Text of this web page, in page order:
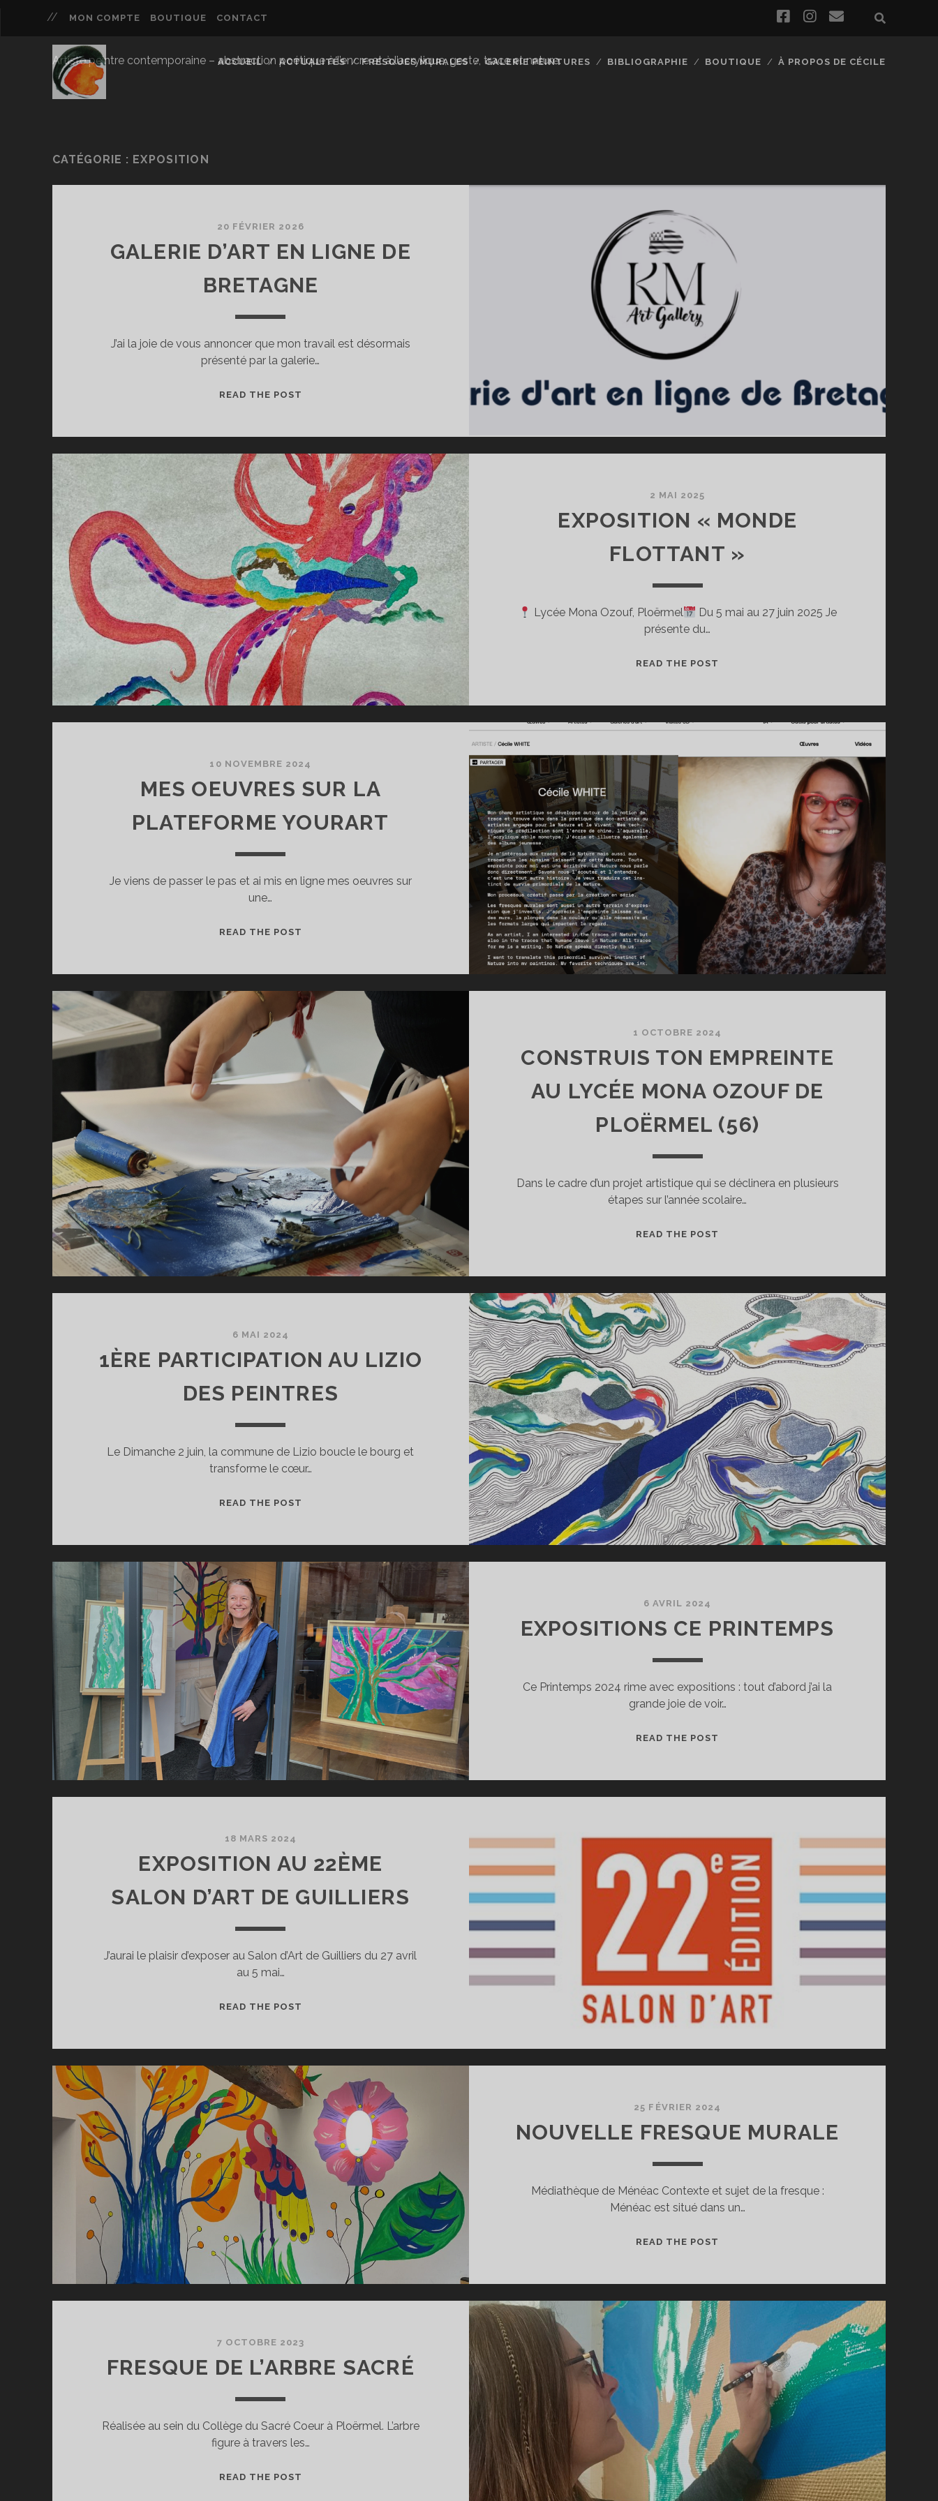
MON COMPTE BOUTIQUE CONTACT facebookinstagram
email
Artiste peintre contemporaine – abstraction poétique à l’encre et à l’acrylique, geste, trace et nature.
ACCUEIL ACTUALITÉS FRESQUES MURALES GALERIE PEINTURES BIBLIOGRAPHIE BOUTIQUE À PROPOS DE CÉCILE
CATÉGORIE : EXPOSITION
20 FÉVRIER 2026
GALERIE D’ART EN LIGNE DE
BRETAGNE
J’ai la joie de vous annoncer que mon travail est désormais
présenté par la galerie…
READ THE POST
DE
BRETAGNE
2 MAI 2025
EXPOSITION « MONDE
FLOTTANT »
Lycée Mona Ozouf, Ploërmel
Du 5 mai au 27 juin 2025 Je
présente du…
READ THE POST
»
10 NOVEMBRE 2024
MES OEUVRES SUR LA
PLATEFORME YOURART
Je viens de passer le pas et ai mis en ligne mes oeuvres sur
une…
READ THE POST
PLATEFORME
YOURART
1 OCTOBRE 2024
CONSTRUIS TON EMPREINTE
AU LYCÉE MONA OZOUF DE
PLOËRMEL (56)
Dans le cadre d’un projet artistique qui se déclinera en plusieurs
étapes sur l’année scolaire…
READ THE POST
LYCÉE
MONA
OZOUF
DE
PLOËRMEL
(56)
6 MAI 2024
1ÈRE PARTICIPATION AU LIZIO
DES PEINTRES
Le Dimanche 2 juin, la commune de Lizio boucle le bourg et
transforme le cœur…
READ THE POST
DES
PEINTRES
6 AVRIL 2024
EXPOSITIONS CE PRINTEMPS
Ce Printemps 2024 rime avec expositions : tout d’abord j’ai la
grande joie de voir…
READ THE POST
18 MARS 2024
EXPOSITION AU 22ÈME
SALON D’ART DE GUILLIERS
J’aurai le plaisir d’exposer au Salon d’Art de Guilliers du 27 avril
au 5 mai…
READ THE POST
D’ART
DE
GUILLIERS
25 FÉVRIER 2024
NOUVELLE FRESQUE MURALE
Médiathèque de Ménéac Contexte et sujet de la fresque :
Ménéac est situé dans un…
READ THE POST
7 OCTOBRE 2023
FRESQUE DE L’ARBRE SACRÉ
Réalisée au sein du Collège du Sacré Coeur à Ploërmel. L’arbre
figure à travers les…
READ THE POST